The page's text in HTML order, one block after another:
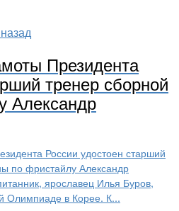
Президента
тренер сборной
Александр
России удостоен старший
по фристайлу Александр
ярославец Илья Буров,
Олимпиаде в Корее. К...